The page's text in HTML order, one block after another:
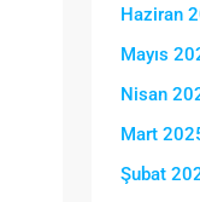
Haziran
Mayıs
Nisan
Mart
Şubat